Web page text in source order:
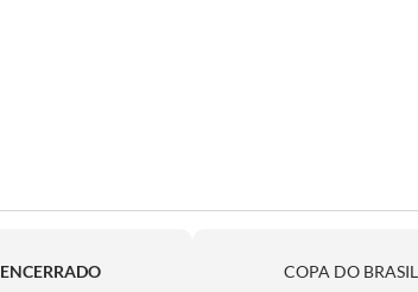
ENCERRADO COPA DO BRASIL